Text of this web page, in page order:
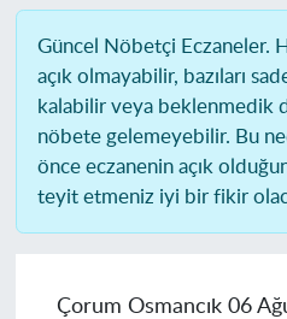
Güncel Nöbetçi Eczaneler.
açık olmayabilir, bazıları
kalabilir veya beklenmedik
nöbete gelemeyebilir. Bu
önce eczanenin açık
teyit etmeniz iyi bir fikir
Çorum Osmancık06